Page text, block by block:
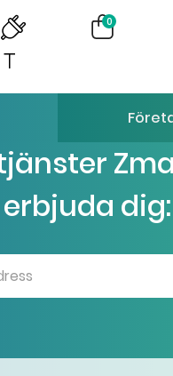
0
dig: